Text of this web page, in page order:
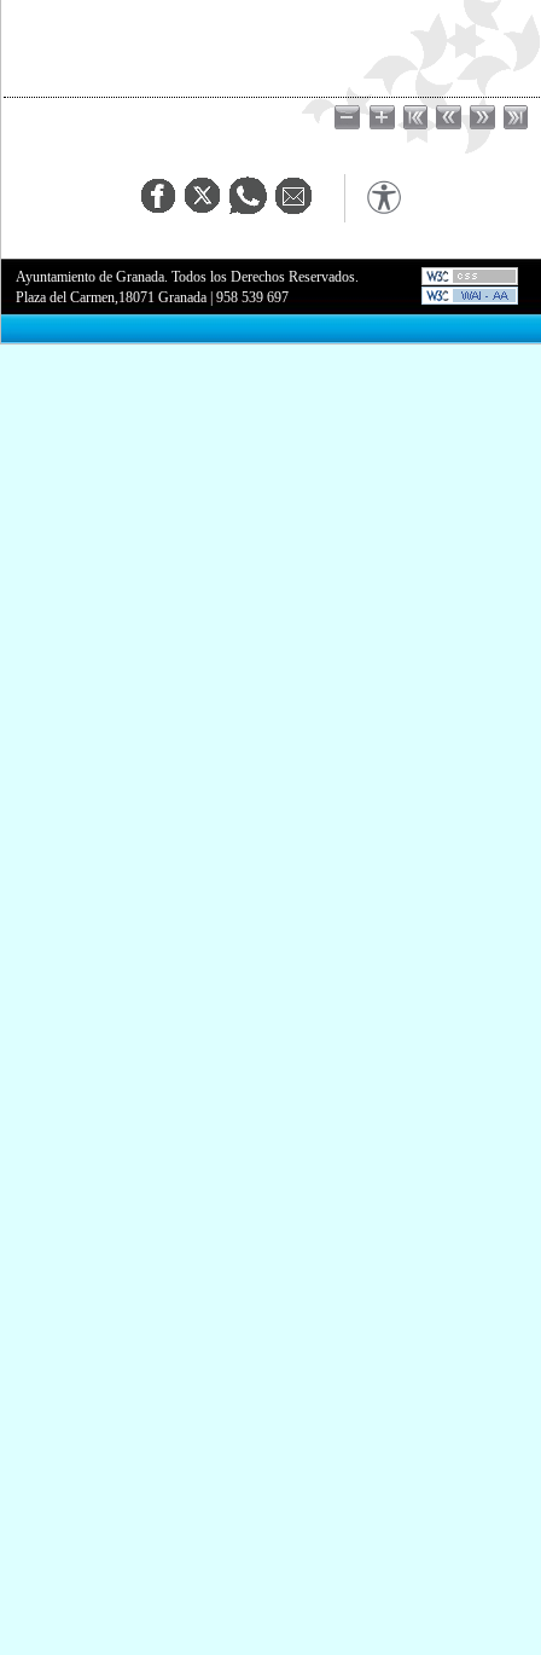
Ayuntamiento de Granada. Todos los Derechos Reservados.
Plaza del Carmen,18071 Granada |958 539 697